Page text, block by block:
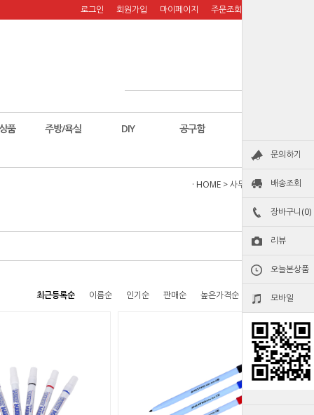
문의하기
배송조회
장바구니(0)
리뷰
오늘본상품
모바일
로그인 회원가입 마이페이지 주문조회
품 주방/욕실 DIY 공구함
· HOME >사무용품> 펜
최근등록순 이름순 인기순 판매순 높은가격순 낮은가격순